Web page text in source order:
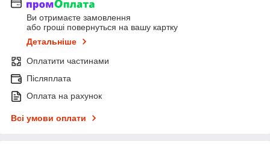
Ви отримаєте замовлення
або гроші повернуться на вашу картку
Детальніше
Оплатити частинами
Післяплата
Оплата на рахунок
Всі умови оплати